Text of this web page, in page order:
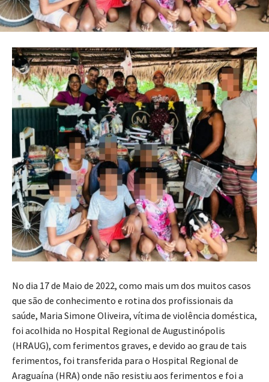
No dia 17 de Maio de 2022, como mais um dos muitos casos
que são de conhecimento e rotina dos profissionais da
saúde, Maria Simone Oliveira, vítima de violência doméstica,
foi acolhida no Hospital Regional de Augustinópolis
(HRAUG), com ferimentos graves, e devido ao grau de tais
ferimentos, foi transferida para o Hospital Regional de
Araguaína (HRA) onde não resistiu aos ferimentos e foi a